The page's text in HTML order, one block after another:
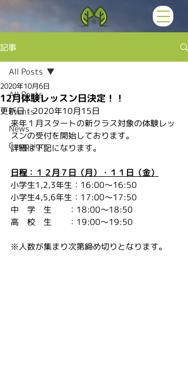
記事
All Posts
Events
News
Campaigns
All Posts
12月体験レッスン日決定！！
2020年10月6日
更新日：2020年10月15日
来年１月スタートの新クラス対象の体験レッ
スンの受付を開始しております。
詳細は下記になります。
日程：１２月７日（月）・１１日（金）
小学生1,2,3年生：16:00〜16:50
小学生4,5,6年生：17:00〜17:50
中　学　生　　：18:00〜18:50
高　校　生　　：19:00〜19:50
※人数が集まり次第締め切りとなります。